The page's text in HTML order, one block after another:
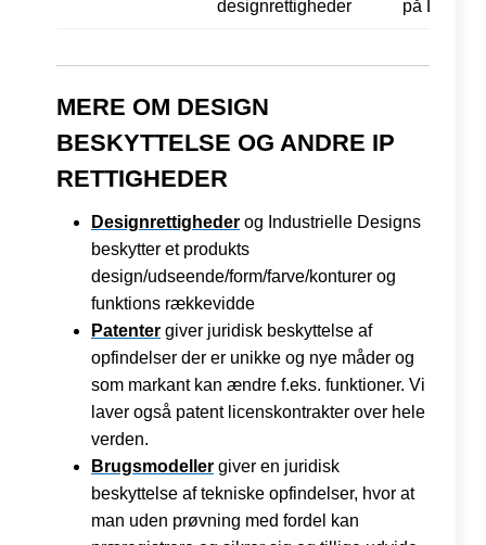
designrettigheder
på DKK
MERE OM DESIGN
BESKYTTELSE OG ANDRE IP
RETTIGHEDER
Designrettigheder og Industrielle Designs
beskytter et produkts
design/udseende/form/farve/konturer og
funktions rækkevidde
Patenter giver juridisk beskyttelse af
opfindelser der er unikke og nye måder og
som markant kan ændre f.eks. funktioner. Vi
laver også patent licenskontrakter over hele
verden.
Brugsmodeller giver en juridisk
beskyttelse af tekniske opfindelser, hvor at
man uden prøvning med fordel kan